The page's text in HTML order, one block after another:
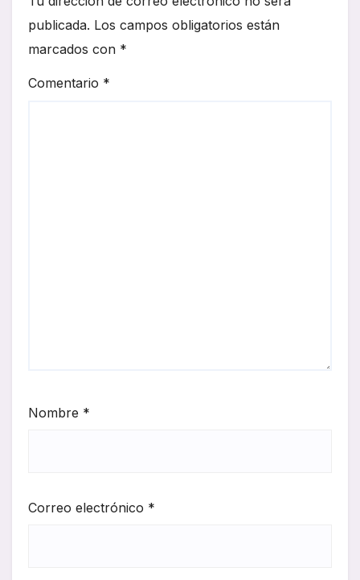
publicada. Los campos obligatorios están
marcados con *
Comentario *
Nombre *
Correo electrónico *